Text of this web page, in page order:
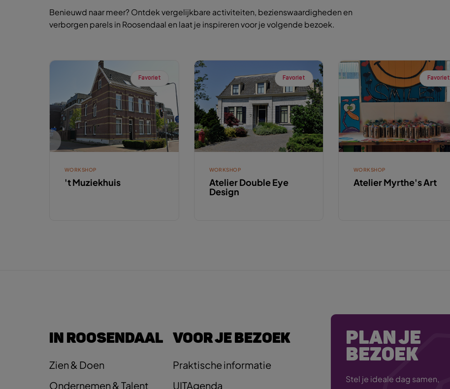
Benieuwd naar meer? Ontdek vergelijkbare activiteiten, bezienswaardigheden en
verborgen parels in Roosendaal en laat je inspireren voor je volgende bezoek.
Favoriet
WORKSHOP
't Muziekhuis
Favoriet
WORKSHOP
Atelier Double Eye
Design
Favoriet
WORKSHOP
Atelier Myrthe's Art
IN ROOSENDAAL
Zien & Doen
Ondernemen & Talent
VOOR JE BEZOEK
Praktische informatie
UITAgenda
PLAN JE
BEZOEK
Stel je ideale dag samen,